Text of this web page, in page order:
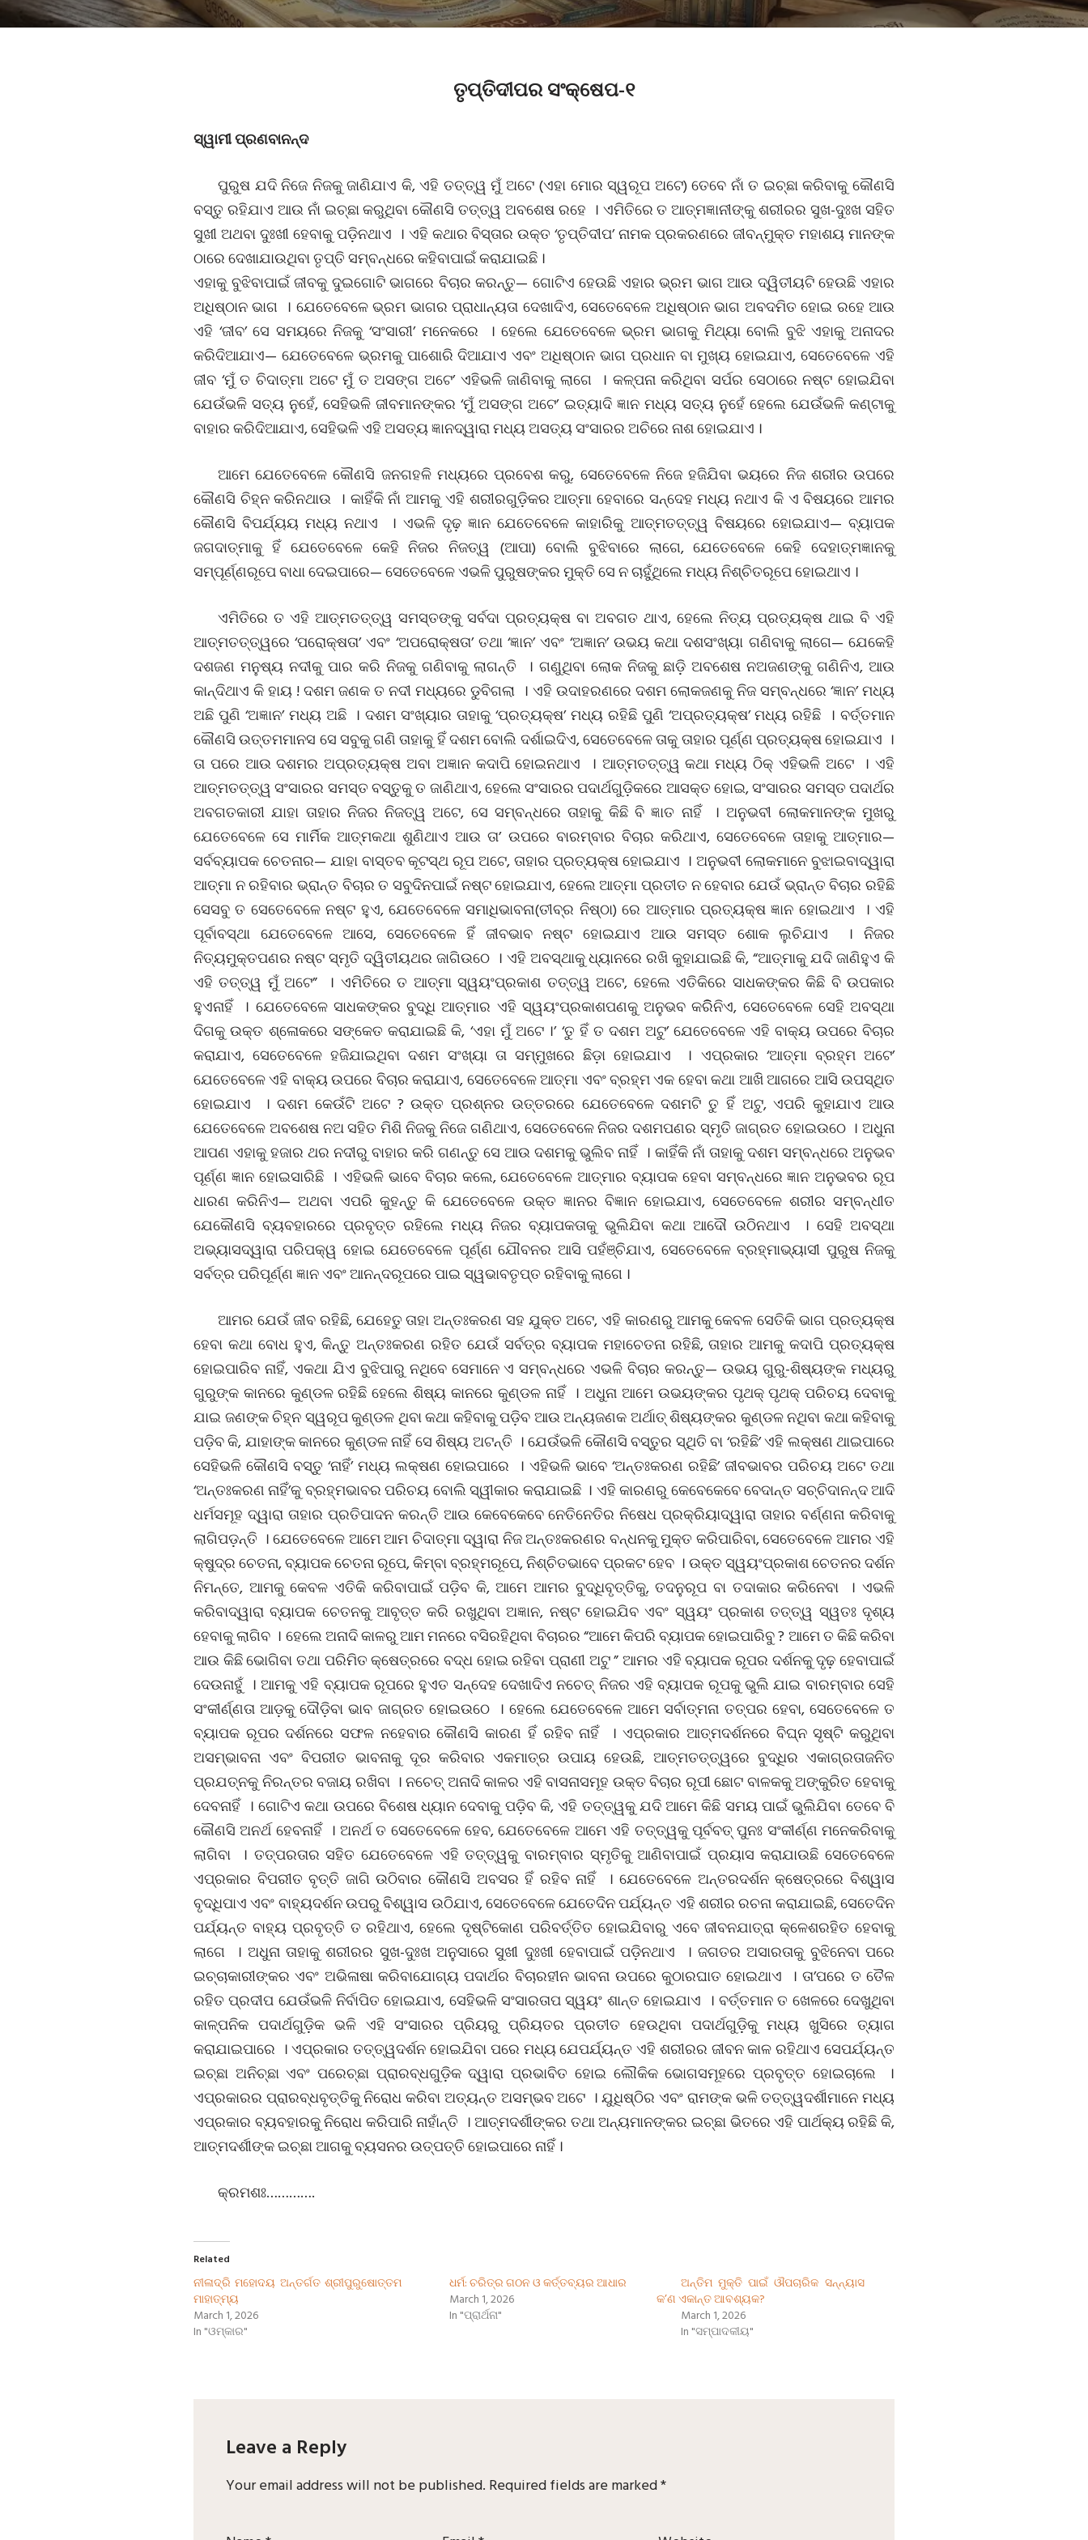
ତୃପ୍ତିଦୀପର ସଂକ୍ଷେପ-୧
ସ୍ୱାମୀ ପ୍ରଣବାନନ୍ଦ
ପୁରୁଷ ଯଦି ନିଜେ ନିଜକୁ ଜାଣିଯାଏ କି, ଏହି ତତ୍ତ୍ୱ ମୁଁ ଅଟେ (ଏହା ମୋର ସ୍ୱରୂପ ଅଟେ) ତେବେ ନାଁ ତ ଇଚ୍ଛା କରିବାକୁ କୌଣସି
ବସ୍ତୁ ରହିଯାଏ ଆଉ ନାଁ ଇଚ୍ଛା କରୁଥିବା କୌଣସି ତତ୍ତ୍ୱ ଅବଶେଷ ରହେ । ଏମିତିରେ ତ ଆତ୍ମଜ୍ଞାନୀଙ୍କୁ ଶରୀରର ସୁଖ-ଦୁଃଖ ସହିତ
ସୁଖୀ ଅଥବା ଦୁଃଖୀ ହେବାକୁ ପଡ଼ିନଥାଏ । ଏହି କଥାର ବିସ୍ତାର ଉକ୍ତ ‘ତୃପ୍ତିଦୀପ’ ନାମକ ପ୍ରକରଣରେ ଜୀବନ୍ମୁକ୍ତ ମହାଶୟ ମାନଙ୍କ
ଠାରେ ଦେଖାଯାଉଥିବା ତୃପ୍ତି ସମ୍ବନ୍ଧରେ କହିବାପାଇଁ କରାଯାଇଛି ।
ଏହାକୁ ବୁଝିବାପାଇଁ ଜୀବକୁ ଦୁଇଗୋଟି ଭାଗରେ ବିଚାର କରନ୍ତୁ— ଗୋଟିଏ ହେଉଛି ଏହାର ଭ୍ରମ ଭାଗ ଆଉ ଦ୍ୱିତୀୟଟି ହେଉଛି ଏହାର
ଅଧିଷ୍ଠାନ ଭାଗ । ଯେତେବେଳେ ଭ୍ରମ ଭାଗର ପ୍ରାଧାନ୍ୟତା ଦେଖାଦିଏ, ସେତେବେଳେ ଅଧିଷ୍ଠାନ ଭାଗ ଅବଦମିତ ହୋଇ ରହେ ଆଉ
ଏହି ‘ଜୀବ’ ସେ ସମୟରେ ନିଜକୁ ‘ସଂସାରୀ’ ମନେକରେ । ହେଲେ ଯେତେବେଳେ ଭ୍ରମ ଭାଗକୁ ମିଥ୍ୟା ବୋଲି ବୁଝି ଏହାକୁ ଅନାଦର
କରିଦିଆଯାଏ— ଯେତେବେଳେ ଭ୍ରମକୁ ପାଶୋରି ଦିଆଯାଏ ଏବଂ ଅଧିଷ୍ଠାନ ଭାଗ ପ୍ରଧାନ ବା ମୁଖ୍ୟ ହୋଇଯାଏ, ସେତେବେଳେ ଏହି
ଜୀବ ‘ମୁଁ ତ ଚିଦାତ୍ମା ଅଟେ ମୁଁ ତ ଅସଙ୍ଗ ଅଟେ’ ଏହିଭଳି ଜାଣିବାକୁ ଲାଗେ । କଳ୍ପନା କରିଥିବା ସର୍ପର ସେଠାରେ ନଷ୍ଟ ହୋଇଯିବା
ଯେଉଁଭଳି ସତ୍ୟ ନୁହେଁ, ସେହିଭଳି ଜୀବମାନଙ୍କର ‘ମୁଁ ଅସଙ୍ଗ ଅଟେ’ ଇତ୍ୟାଦି ଜ୍ଞାନ ମଧ୍ୟ ସତ୍ୟ ନୁହେଁ ହେଲେ ଯେଉଁଭଳି କଣ୍ଟାକୁ
ବାହାର କରିଦିଆଯାଏ, ସେହିଭଳି ଏହି ଅସତ୍ୟ ଜ୍ଞାନଦ୍ୱାରା ମଧ୍ୟ ଅସତ୍ୟ ସଂସାରର ଅଚିରେ ନାଶ ହୋଇଯାଏ ।
ଆମେ ଯେତେବେଳେ କୌଣସି ଜନଗହଳି ମଧ୍ୟରେ ପ୍ରବେଶ କରୁ, ସେତେବେଳେ ନିଜେ ହଜିଯିବା ଭୟରେ ନିଜ ଶରୀର ଉପରେ
କୌଣସି ଚିହ୍ନ କରିନଥାଉ । କାହିଁକି ନାଁ ଆମକୁ ଏହି ଶରୀରଗୁଡ଼ିକର ଆତ୍ମା ହେବାରେ ସନ୍ଦେହ ମଧ୍ୟ ନଥାଏ କି ଏ ବିଷୟରେ ଆମର
କୌଣସି ବିପର୍ଯ୍ୟୟ ମଧ୍ୟ ନଥାଏ । ଏଭଳି ଦୃଢ଼ ଜ୍ଞାନ ଯେତେବେଳେ କାହାରିକୁ ଆତ୍ମତତ୍ତ୍ୱ ବିଷୟରେ ହୋଇଯାଏ— ବ୍ୟାପକ
ଜଗଦାତ୍ମାକୁ ହିଁ ଯେତେବେଳେ କେହି ନିଜର ନିଜତ୍ୱ (ଆପା) ବୋଲି ବୁଝିବାରେ ଲାଗେ, ଯେତେବେଳେ କେହି ଦେହାତ୍ମଜ୍ଞାନକୁ
ସମ୍ପୂର୍ଣ୍ଣରୂପେ ବାଧା ଦେଇପାରେ— ସେତେବେଳେ ଏଭଳି ପୁରୁଷଙ୍କର ମୁକ୍ତି ସେ ନ ଚାହୁଁଥିଲେ ମଧ୍ୟ ନିଶ୍ଚିତରୂପେ ହୋଇଥାଏ ।
ଏମିତିରେ ତ ଏହି ଆତ୍ମତତ୍ତ୍ୱ ସମସ୍ତଙ୍କୁ ସର୍ବଦା ପ୍ରତ୍ୟକ୍ଷ ବା ଅବଗତ ଥାଏ, ହେଲେ ନିତ୍ୟ ପ୍ରତ୍ୟକ୍ଷ ଥାଇ ବି ଏହି
ଆତ୍ମତତ୍ତ୍ୱରେ ‘ପରୋକ୍ଷତା’ ଏବଂ ‘ଅପରୋକ୍ଷତା’ ତଥା ‘ଜ୍ଞାନ’ ଏବଂ ‘ଅଜ୍ଞାନ’ ଉଭୟ କଥା ଦଶସଂଖ୍ୟା ଗଣିବାକୁ ଲାଗେ— ଯେକେହି
ଦଶଜଣ ମନୁଷ୍ୟ ନଦୀକୁ ପାର କରି ନିଜକୁ ଗଣିବାକୁ ଲାଗନ୍ତି । ଗଣୁଥିବା ଲୋକ ନିଜକୁ ଛାଡ଼ି ଅବଶେଷ ନଅଜଣଙ୍କୁ ଗଣିନିଏ, ଆଉ
କାନ୍ଦିଥାଏ କି ହାୟ ! ଦଶମ ଜଣକ ତ ନଦୀ ମଧ୍ୟରେ ଡୁବିଗଲା । ଏହି ଉଦାହରଣରେ ଦଶମ ଲୋକଜଣକୁ ନିଜ ସମ୍ବନ୍ଧରେ ‘ଜ୍ଞାନ’ ମଧ୍ୟ
ଅଛି ପୁଣି ‘ଅଜ୍ଞାନ’ ମଧ୍ୟ ଅଛି । ଦଶମ ସଂଖ୍ୟାର ତାହାକୁ ‘ପ୍ରତ୍ୟକ୍ଷ’ ମଧ୍ୟ ରହିଛି ପୁଣି ‘ଅପ୍ରତ୍ୟକ୍ଷ’ ମଧ୍ୟ ରହିଛି । ବର୍ତ୍ତମାନ
କୌଣସି ଉତ୍ତମମାନସ ସେ ସବୁକୁ ଗଣି ତାହାକୁ ହିଁ ଦଶମ ବୋଲି ଦର୍ଶାଇଦିଏ, ସେତେବେଳେ ତାକୁ ତାହାର ପୂର୍ଣ୍ଣ ପ୍ରତ୍ୟକ୍ଷ ହୋଇଯାଏ ।
ତା ପରେ ଆଉ ଦଶମର ଅପ୍ରତ୍ୟକ୍ଷ ଅବା ଅଜ୍ଞାନ କଦାପି ହୋଇନଥାଏ । ଆତ୍ମତତ୍ତ୍ୱ କଥା ମଧ୍ୟ ଠିକ୍ ଏହିଭଳି ଅଟେ । ଏହି
ଆତ୍ମତତ୍ତ୍ୱ ସଂସାରର ସମସ୍ତ ବସ୍ତୁକୁ ତ ଜାଣିଥାଏ, ହେଲେ ସଂସାରର ପଦାର୍ଥଗୁଡ଼ିକରେ ଆସକ୍ତ ହୋଇ, ସଂସାରର ସମସ୍ତ ପଦାର୍ଥର
ଅବଗତକାରୀ ଯାହା ତାହାର ନିଜର ନିଜତ୍ୱ ଅଟେ, ସେ ସମ୍ବନ୍ଧରେ ତାହାକୁ କିଛି ବି ଜ୍ଞାତ ନାହିଁ । ଅନୁଭବୀ ଲୋକମାନଙ୍କ ମୁଖରୁ
ଯେତେବେଳେ ସେ ମାର୍ମିକ ଆତ୍ମକଥା ଶୁଣିଥାଏ ଆଉ ତା’ ଉପରେ ବାରମ୍ବାର ବିଚାର କରିଥାଏ, ସେତେବେଳେ ତାହାକୁ ଆତ୍ମାର—
ସର୍ବବ୍ୟାପକ ଚେତନାର— ଯାହା ବାସ୍ତବ କୂଟସ୍ଥ ରୂପ ଅଟେ, ତାହାର ପ୍ରତ୍ୟକ୍ଷ ହୋଇଯାଏ । ଅନୁଭବୀ ଲୋକମାନେ ବୁଝାଇବାଦ୍ୱାରା
ଆତ୍ମା ନ ରହିବାର ଭ୍ରାନ୍ତ ବିଚାର ତ ସବୁଦିନପାଇଁ ନଷ୍ଟ ହୋଇଯାଏ, ହେଲେ ଆତ୍ମା ପ୍ରତୀତ ନ ହେବାର ଯେଉଁ ଭ୍ରାନ୍ତ ବିଚାର ରହିଛି
ସେସବୁ ତ ସେତେବେଳେ ନଷ୍ଟ ହୁଏ, ଯେତେବେଳେ ସମାଧିଭାବନା(ତୀବ୍ର ନିଷ୍ଠା) ରେ ଆତ୍ମାର ପ୍ରତ୍ୟକ୍ଷ ଜ୍ଞାନ ହୋଇଥାଏ । ଏହି
ପୂର୍ବାବସ୍ଥା ଯେତେବେଳେ ଆସେ, ସେତେବେଳେ ହିଁ ଜୀବଭାବ ନଷ୍ଟ ହୋଇଯାଏ ଆଉ ସମସ୍ତ ଶୋକ ଲୁଚିଯାଏ । ନିଜର
ନିତ୍ୟମୁକ୍ତପଣର ନଷ୍ଟ ସ୍ମୃତି ଦ୍ୱିତୀୟଥର ଜାଗିଉଠେ । ଏହି ଅବସ୍ଥାକୁ ଧ୍ୟାନରେ ରଖି କୁହାଯାଇଛି କି, “ଆତ୍ମାକୁ ଯଦି ଜାଣିହୁଏ କି
ଏହି ତତ୍ତ୍ୱ ମୁଁ ଅଟେ” । ଏମିତିରେ ତ ଆତ୍ମା ସ୍ୱୟଂପ୍ରକାଶ ତତ୍ତ୍ୱ ଅଟେ, ହେଲେ ଏତିକିରେ ସାଧକଙ୍କର କିଛି ବି ଉପକାର
ହୁଏନାହିଁ । ଯେତେବେଳେ ସାଧକଙ୍କର ବୁଦ୍ଧି ଆତ୍ମାର ଏହି ସ୍ୱୟଂପ୍ରକାଶପଣକୁ ଅନୁଭବ କରିିନିଏ, ସେତେବେଳେ ସେହି ଅବସ୍ଥା
ଦିଗକୁ ଉକ୍ତ ଶ୍ଳୋକରେ ସଙ୍କେତ କରାଯାଇଛି କି, ‘ଏହା ମୁଁ ଅଟେ ।’ ‘ତୁ ହିଁ ତ ଦଶମ ଅଟୁ’ ଯେତେବେଳେ ଏହି ବାକ୍ୟ ଉପରେ ବିଚାର
କରାଯାଏ, ସେତେବେଳେ ହଜିଯାଇଥିବା ଦଶମ ସଂଖ୍ୟା ତା ସମ୍ମୁଖରେ ଛିଡ଼ା ହୋଇଯାଏ । ଏପ୍ରକାର ‘ଆତ୍ମା ବ୍ରହ୍ମ ଅଟେ’
ଯେତେବେଳେ ଏହି ବାକ୍ୟ ଉପରେ ବିଚାର କରାଯାଏ, ସେତେବେଳେ ଆତ୍ମା ଏବଂ ବ୍ରହ୍ମ ଏକ ହେବା କଥା ଆଖି ଆଗରେ ଆସି ଉପସ୍ଥିତ
ହୋଇଯାଏ । ଦଶମ କେଉଁଟି ଅଟେ ? ଉକ୍ତ ପ୍ରଶ୍ନର ଉତ୍ତରରେ ଯେତେବେଳେ ଦଶମଟି ତୁ ହିଁ ଅଟୁ, ଏପରି କୁହାଯାଏ ଆଉ
ଯେତେବେଳେ ଅବଶେଷ ନଅ ସହିତ ମିଶି ନିଜକୁ ନିଜେ ଗଣିଥାଏ, ସେତେବେଳେ ନିଜର ଦଶମପଣର ସ୍ମୃତି ଜାଗ୍ରତ ହୋଇଉଠେ । ଅଧୁନା
ଆପଣ ଏହାକୁ ହଜାର ଥର ନଦୀରୁ ବାହାର କରି ଗଣନ୍ତୁ ସେ ଆଉ ଦଶମକୁ ଭୁଲିବ ନାହିଁ । କାହିଁକି ନାଁ ତାହାକୁ ଦଶମ ସମ୍ବନ୍ଧରେ ଅନୁଭବ
ପୂର୍ଣ୍ଣ ଜ୍ଞାନ ହୋଇସାରିଛି । ଏହିଭଳି ଭାବେ ବିଚାର କଲେ, ଯେତେବେଳେ ଆତ୍ମାର ବ୍ୟାପକ ହେବା ସମ୍ବନ୍ଧରେ ଜ୍ଞାନ ଅନୁଭବର ରୂପ
ଧାରଣ କରିନିଏ— ଅଥବା ଏପରି କୁହନ୍ତୁ କି ଯେତେବେଳେ ଉକ୍ତ ଜ୍ଞାନର ବିଜ୍ଞାନ ହୋଇଯାଏ, ସେତେବେଳେ ଶରୀର ସମ୍ବନ୍ଧୀତ
ଯେକୌଣସି ବ୍ୟବହାରରେ ପ୍ରବୃତ୍ତ ରହିଲେ ମଧ୍ୟ ନିଜର ବ୍ୟାପକତାକୁ ଭୁଲିଯିବା କଥା ଆଦୌ ଉଠିନଥାଏ । ସେହି ଅବସ୍ଥା
ଅଭ୍ୟାସଦ୍ୱାରା ପରିପକ୍ୱ ହୋଇ ଯେତେବେଳେ ପୂର୍ଣ୍ଣ ଯୌବନର ଆସି ପହଁଞ୍ଚିଯାଏ, ସେତେବେଳେ ବ୍ରହ୍ମାଭ୍ୟାସୀ ପୁରୁଷ ନିଜକୁ
ସର୍ବତ୍ର ପରିପୂର୍ଣ୍ଣ ଜ୍ଞାନ ଏବଂ ଆନନ୍ଦରୂପରେ ପାଇ ସ୍ୱଭାବତୃପ୍ତ ରହିବାକୁ ଲାଗେ ।
ଆମର ଯେଉଁ ଜୀବ ରହିଛି, ଯେହେତୁ ତାହା ଅନ୍ତଃକରଣ ସହ ଯୁକ୍ତ ଅଟେ, ଏହି କାରଣରୁ ଆମକୁ କେବଳ ସେତିକି ଭାଗ ପ୍ରତ୍ୟକ୍ଷ
ହେବା କଥା ବୋଧ ହୁଏ, କିନ୍ତୁ ଅନ୍ତଃକରଣ ରହିତ ଯେଉଁ ସର୍ବତ୍ର ବ୍ୟାପକ ମହାଚେତନା ରହିଛି, ତାହାର ଆମକୁ କଦାପି ପ୍ରତ୍ୟକ୍ଷ
ହୋଇପାରିବ ନାହିଁ, ଏକଥା ଯିଏ ବୁଝିପାରୁ ନଥିବେ ସେମାନେ ଏ ସମ୍ବନ୍ଧରେ ଏଭଳି ବିଚାର କରନ୍ତୁ— ଉଭୟ ଗୁରୁ-ଶିଷ୍ୟଙ୍କ ମଧ୍ୟରୁ
ଗୁରୁଙ୍କ କାନରେ କୁଣ୍ଡଳ ରହିଛି ହେଲେ ଶିଷ୍ୟ କାନରେ କୁଣ୍ଡଳ ନାହିଁ । ଅଧୁନା ଆମେ ଉଭୟଙ୍କର ପୃଥକ୍ ପୃଥକ୍ ପରିଚୟ ଦେବାକୁ
ଯାଇ ଜଣଙ୍କ ଚିହ୍ନ ସ୍ୱରୂପ କୁଣ୍ଡଳ ଥିବା କଥା କହିବାକୁ ପଡ଼ିବ ଆଉ ଅନ୍ୟଜଣକ ଅର୍ଥାତ୍ ଶିଷ୍ୟଙ୍କର କୁଣ୍ଡଳ ନଥିବା କଥା କହିବାକୁ
ପଡ଼ିବ କି, ଯାହାଙ୍କ କାନରେ କୁଣ୍ଡଳ ନାହିଁ ସେ ଶିଷ୍ୟ ଅଟନ୍ତି । ଯେଉଁଭଳି କୌଣସି ବସ୍ତୁର ସ୍ଥିତି ବା ‘ରହିଛି’ ଏହି ଲକ୍ଷଣ ଥାଇପାରେ
ସେହିଭଳି କୌଣସି ବସ୍ତୁ ‘ନାହିଁ’ ମଧ୍ୟ ଲକ୍ଷଣ ହୋଇପାରେ । ଏହିଭଳି ଭାବେ ‘ଅନ୍ତଃକରଣ ରହିଛି’ ଜୀବଭାବର ପରିଚୟ ଅଟେ ତଥା
‘ଅନ୍ତଃକରଣ ନାହିଁ’କୁ ବ୍ରହ୍ମଭାବର ପରିଚୟ ବୋଲି ସ୍ୱୀକାର କରାଯାଇଛି । ଏହି କାରଣରୁ କେବେକେବେ ବେଦାନ୍ତ ସଚ୍ଚିଦାନନ୍ଦ ଆଦି
ଧର୍ମସମୂହ ଦ୍ୱାରା ତାହାର ପ୍ରତିପାଦନ କରନ୍ତି ଆଉ କେବେକେବେ ନେତିନେତିର ନିଷେଧ ପ୍ରକ୍ରିୟାଦ୍ୱାରା ତାହାର ବର୍ଣ୍ଣନା କରିବାକୁ
ଲାଗିପଡ଼ନ୍ତି । ଯେତେବେଳେ ଆମେ ଆମ ଚିଦାତ୍ମା ଦ୍ୱାରା ନିଜ ଅନ୍ତଃକରଣର ବନ୍ଧନକୁ ମୁକ୍ତ କରିପାରିବା, ସେତେବେଳେ ଆମର ଏହି
କ୍ଷୁଦ୍ର ଚେତନା, ବ୍ୟାପକ ଚେତନା ରୂପେ, କିମ୍ବା ବ୍ରହ୍ମରୂପେ, ନିଶ୍ଚିତଭାବେ ପ୍ରକଟ ହେବ । ଉକ୍ତ ସ୍ୱୟଂପ୍ରକାଶ ଚେତନର ଦର୍ଶନ
ନିମନ୍ତେ, ଆମକୁ କେବଳ ଏତିକି କରିବାପାଇଁ ପଡ଼ିବ କି, ଆମେ ଆମର ବୁଦ୍ଧିବୃତ୍ତିକୁ, ତଦନୁରୂପ ବା ତଦାକାର କରିନେବା । ଏଭଳି
କରିବାଦ୍ୱାରା ବ୍ୟାପକ ଚେତନକୁ ଆବୃତ୍ତ କରି ରଖୁଥିବା ଅଜ୍ଞାନ, ନଷ୍ଟ ହୋଇଯିବ ଏବଂ ସ୍ୱୟଂ ପ୍ରକାଶ ତତ୍ତ୍ୱ ସ୍ୱତଃ ଦୃଶ୍ୟ
ହେବାକୁ ଲାଗିବ । ହେଲେ ଅନାଦି କାଳରୁ ଆମ ମନରେ ବସିରହିଥିବା ବିଚାରର “ଆମେ କିପରି ବ୍ୟାପକ ହୋଇପାରିବୁ ? ଆମେ ତ କିଛି କରିବା
ଆଉ କିଛି ଭୋଗିବା ତଥା ପରିମିତ କ୍ଷେତ୍ରରେ ବଦ୍ଧ ହୋଇ ରହିବା ପ୍ରାଣୀ ଅଟୁ ” ଆମର ଏହି ବ୍ୟାପକ ରୂପର ଦର୍ଶନକୁ ଦୃଢ଼ ହେବାପାଇଁ
ଦେଉନାହୁଁ । ଆମକୁ ଏହି ବ୍ୟାପକ ରୂପରେ ହୁଏତ ସନ୍ଦେହ ଦେଖାଦିଏ ନଚେତ୍ ନିଜର ଏହି ବ୍ୟାପକ ରୂପକୁ ଭୁଲି ଯାଇ ବାରମ୍ବାର ସେହି
ସଂକୀର୍ଣ୍ଣତା ଆଡ଼କୁ ଦୌଡ଼ିବା ଭାବ ଜାଗ୍ରତ ହୋଇଉଠେ । ହେଲେ ଯେତେବେଳେ ଆମେ ସର୍ବାତ୍ମନା ତତ୍ପର ହେବା, ସେତେବେଳେ ତ
ବ୍ୟାପକ ରୂପର ଦର୍ଶନରେ ସଫଳ ନହେବାର କୌଣସି କାରଣ ହିଁ ରହିବ ନାହିଁ । ଏପ୍ରକାର ଆତ୍ମଦର୍ଶନରେ ବିଘ୍ନ ସୃଷ୍ଟି କରୁଥିବା
ଅସମ୍ଭାବନା ଏବଂ ବିପରୀତ ଭାବନାକୁ ଦୂର କରିବାର ଏକମାତ୍ର ଉପାୟ ହେଉଛି, ଆତ୍ମତତ୍ତ୍ୱରେ ବୁଦ୍ଧିର ଏକାଗ୍ରତାଜନିତ
ପ୍ରଯତ୍ନକୁ ନିରନ୍ତର ବଜାୟ ରଖିବା । ନଚେତ୍ ଅନାଦି କାଳର ଏହି ବାସନାସମୂହ ଉକ୍ତ ବିଚାର ରୂପୀ ଛୋଟ ବାଳକକୁ ଅଙ୍କୁରିତ ହେବାକୁ
ଦେବନାହିଁ । ଗୋଟିଏ କଥା ଉପରେ ବିଶେଷ ଧ୍ୟାନ ଦେବାକୁ ପଡ଼ିବ କି, ଏହି ତତ୍ତ୍ୱକୁ ଯଦି ଆମେ କିଛି ସମୟ ପାଇଁ ଭୁଲିଯିବା ତେବେ ବି
କୌଣସି ଅନର୍ଥ ହେବନାହିଁ । ଅନର୍ଥ ତ ସେତେବେଳେ ହେବ, ଯେତେବେଳେ ଆମେ ଏହି ତତ୍ତ୍ୱକୁ ପୂର୍ବବତ୍ ପୁନଃ ସଂକୀର୍ଣ୍ଣ ମନେକରିବାକୁ
ଲାଗିବା । ତତ୍ପରତାର ସହିତ ଯେତେବେଳେ ଏହି ତତ୍ତ୍ୱକୁ ବାରମ୍ବାର ସ୍ମୃତିକୁ ଆଣିବାପାଇଁ ପ୍ରୟାସ କରାଯାଉଛି ସେତେବେଳେ
ଏପ୍ରକାର ବିପରୀତ ବୃତ୍ତି ଜାଗି ଉଠିବାର କୌଣସି ଅବସର ହିଁ ରହିବ ନାହିଁ । ଯେତେବେଳେ ଅନ୍ତରଦର୍ଶନ କ୍ଷେତ୍ରରେ ବିଶ୍ୱାସ
ବୃଦ୍ଧିପାଏ ଏବଂ ବାହ୍ୟଦର୍ଶନ ଉପରୁ ବିଶ୍ୱାସ ଉଠିଯାଏ, ସେତେବେଳେ ଯେତେଦିନ ପର୍ଯ୍ୟନ୍ତ ଏହି ଶରୀର ରଚନା କରାଯାଇଛି, ସେତେଦିନ
ପର୍ଯ୍ୟନ୍ତ ବାହ୍ୟ ପ୍ରବୃତ୍ତି ତ ରହିଥାଏ, ହେଲେ ଦୃଷ୍ଟିକୋଣ ପରିବର୍ତ୍ତିତ ହୋଇଯିବାରୁ ଏବେ ଜୀବନଯାତ୍ରା କ୍ଳେଶରହିତ ହେବାକୁ
ଲାଗେ । ଅଧୁନା ତାହାକୁ ଶରୀରର ସୁଖ-ଦୁଃଖ ଅନୁସାରେ ସୁଖୀ ଦୁଃଖୀ ହେବାପାଇଁ ପଡ଼ିନଥାଏ । ଜଗତର ଅସାରତାକୁ ବୁଝିନେବା ପରେ
ଇଚ୍ଚାକାରୀଙ୍କର ଏବଂ ଅଭିଳାଷା କରିବାଯୋଗ୍ୟ ପଦାର୍ଥର ବିଚାରହୀନ ଭାବନା ଉପରେ କୁଠାରଘାତ ହୋଇଥାଏ । ତା’ପରେ ତ ତୈଳ
ରହିତ ପ୍ରଦୀପ ଯେଉଁଭଳି ନିର୍ବାପିତ ହୋଇଯାଏ, ସେହିଭଳି ସଂସାରତାପ ସ୍ୱୟଂ ଶାନ୍ତ ହୋଇଯାଏ । ବର୍ତ୍ତମାନ ତ ଖେଳରେ ଦେଖୁଥିବା
କାଳ୍ପନିକ ପଦାର୍ଥଗୁଡ଼ିକ ଭଳି ଏହି ସଂସାରର ପ୍ରିୟରୁ ପ୍ରିୟତର ପ୍ରତୀତ ହେଉଥିବା ପଦାର୍ଥଗୁଡ଼ିକୁ ମଧ୍ୟ ଖୁସିରେ ତ୍ୟାଗ
କରାଯାଇପାରେ । ଏପ୍ରକାର ତତ୍ତ୍ୱଦର୍ଶନ ହୋଇଯିବା ପରେ ମଧ୍ୟ ଯେପର୍ଯ୍ୟନ୍ତ ଏହି ଶରୀରର ଜୀବନ କାଳ ରହିଥାଏ ସେପର୍ଯ୍ୟନ୍ତ
ଇଚ୍ଛା ଅନିଚ୍ଛା ଏବଂ ପରେଚ୍ଛା ପ୍ରାରବ୍ଧଗୁଡ଼ିକ ଦ୍ୱାରା ପ୍ରଭାବିତ ହୋଇ ଲୌକିକ ଭୋଗସମୂହରେ ପ୍ରବୃତ୍ତ ହୋଇଚାଲେ ।
ଏପ୍ରକାରର ପ୍ରାରବ୍ଧବୃତ୍ତିକୁ ନିରୋଧ କରିବା ଅତ୍ୟନ୍ତ ଅସମ୍ଭବ ଅଟେ । ଯୁଧିଷ୍ଠିର ଏବଂ ରାମଙ୍କ ଭଳି ତତ୍ତ୍ୱଦର୍ଶୀମାନେ ମଧ୍ୟ
ଏପ୍ରକାର ବ୍ୟବହାରକୁ ନିରୋଧ କରିପାରି ନାହାଁନ୍ତି । ଆତ୍ମଦର୍ଶୀଙ୍କର ତଥା ଅନ୍ୟମାନଙ୍କର ଇଚ୍ଛା ଭିତରେ ଏହି ପାର୍ଥକ୍ୟ ରହିଛି କି,
ଆତ୍ମଦର୍ଶୀଙ୍କ ଇଚ୍ଛା ଆଗକୁ ବ୍ୟସନର ଉତ୍ପତ୍ତି ହୋଇପାରେ ନାହିଁ ।
କ୍ରମଶଃ………….
Related
ନୀଳାଦ୍ରି ମହୋଦୟ ଅନ୍ତର୍ଗତ ଶ୍ରୀପୁରୁଷୋତ୍ତମ
ମାହାତ୍ମ୍ୟ
March 1, 2026
In "ଓମ୍‌କାର"
ଧର୍ମ: ଚରିତ୍ର ଗଠନ ଓ କର୍ତ୍ତବ୍ୟର ଆଧାର
March 1, 2026
In "ପ୍ରାର୍ଥନା"
ଅନ୍ତିମ ମୁକ୍ତି ପାଇଁ ଔପଚାରିକ ସନ୍ନ୍ୟାସ
କ’ଣ ଏକାନ୍ତ ଆବଶ୍ୟକ?
March 1, 2026
In "ସମ୍ପାଦକୀୟ"
Leave a Reply
Your email address will not be published. Required fields are marked*